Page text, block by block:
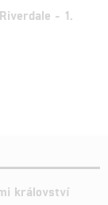
- 1.
království